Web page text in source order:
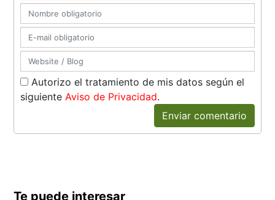
Autorizo el tratamiento de mis datos según el
siguienteAviso de Privacidad.
Enviar comentario
Te puede interesar